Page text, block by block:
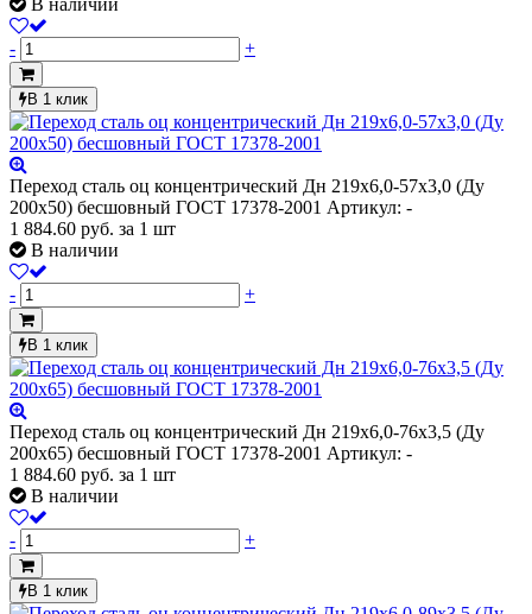
- +
В 1 клик
Переход сталь оц концентрический Дн 219х6,0-57х3,0 (Ду
200х50) бесшовный ГОСТ 17378-2001 Артикул: -
1 884.60 руб. за 1 шт
В наличии
- +
В 1 клик
Переход сталь оц концентрический Дн 219х6,0-76х3,5 (Ду
200х65) бесшовный ГОСТ 17378-2001 Артикул: -
1 884.60 руб. за 1 шт
В наличии
- +
В 1 клик